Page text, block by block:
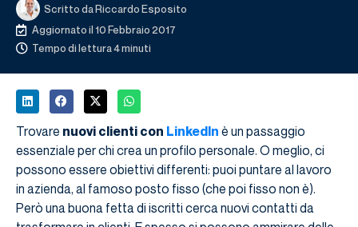
Scritto daRiccardo Esposito
Aggiornato il 10 Febbraio 2017
Tempo di lettura 4 minuti
Trovare nuovi clienti con LinkedIn è un passaggio
essenziale per chi crea un profilo personale. O meglio, ci
possono essere obiettivi differenti: puoi puntare al lavoro
in azienda, al famoso posto fisso (che poi fisso non è).
Però una buona fetta di iscritti cerca nuovi contatti da